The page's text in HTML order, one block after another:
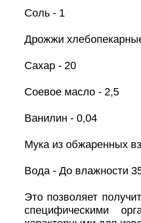
Соль - 1
Дрожжи
Сахар - 20
Соевое масло - 2,5
Ванилин - 0,04
Мука из обжаренных
Вода - До влажности
Это позволяет
специфическими